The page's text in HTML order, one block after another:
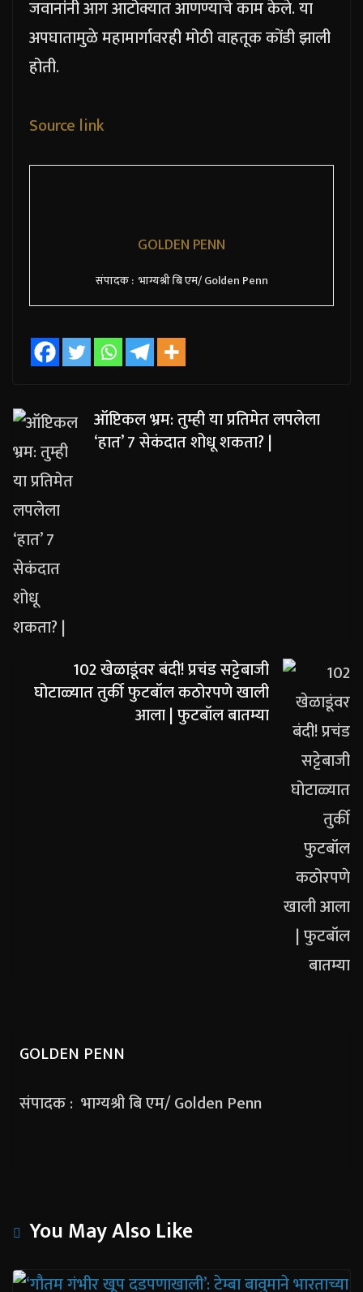
जवानांनी आग आटोक्यात आणण्याचे काम केले. या
अपघातामुळे महामार्गावरही मोठी वाहतूक कोंडी झाली
होती.
Source link
GOLDEN PENN
संपादक : भाग्यश्री बि एम/ Golden Penn
ऑप्टिकल भ्रम: तुम्ही या प्रतिमेत लपलेला
‘हात’ 7 सेकंदात शोधू शकता? |
102 खेळाडूंवर बंदी! प्रचंड सट्टेबाजी
घोटाळ्यात तुर्की फुटबॉल कठोरपणे खाली
आला | फुटबॉल बातम्या
GOLDEN PENN
संपादक : भाग्यश्री बि एम/ Golden Penn
You May Also Like